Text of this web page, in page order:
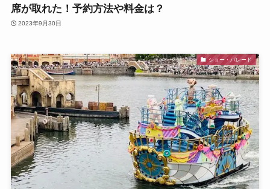
席が取れた！予約方法や料金は？
2023年9月30日
ショー・パレード